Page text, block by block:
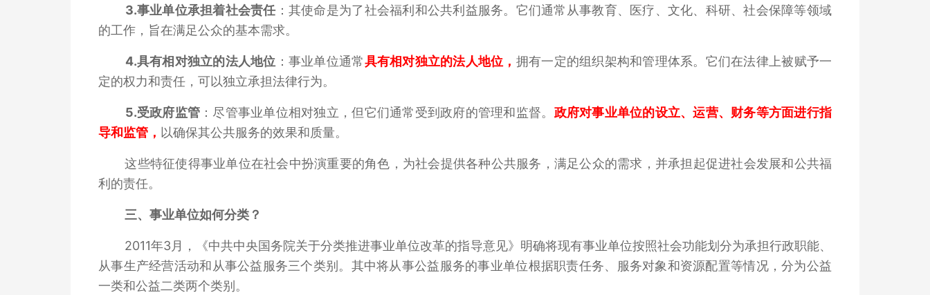
3.事业单位承担着社会责任：其使命是为了社会福利和公共利益服务。它们通常从事教育、医疗、文化、科研、社会保障等领域
的工作，旨在满足公众的基本需求。
4.具有相对独立的法人地位 ：事业单位通常具有相对独立的法人地位 ， 拥有一定的组织架构和管理体系。它们在法律上被赋予一
定的权力和责任，可以独立承担法律行为。
5.受政府监管 ：尽管事业单位相对独立，但它们通常受到政府的管理和监督。 政府对事业单位的设立、运营、财务等方面进行指
导和监管 ， 以确保其公共服务的效果和质量。
这些特征使得事业单位在社会中扮演重要的角色，为社会提供各种公共服务，满足公众的需求，并承担起促进社会发展和公共福
利的责任。
三、 事业单位如何分类？
2011年3月，《中共中央国务院关于分类推进事业单位改革的指导意见》明确将现有事业单位按照社会功能划分为承担行政职能、
从事生产经营活动和从事公益服务三个类别。其中将从事公益服务的事业单位根据职责任务、服务对象和资源配置等情况，分为公益
一类和公益二类两个类别。